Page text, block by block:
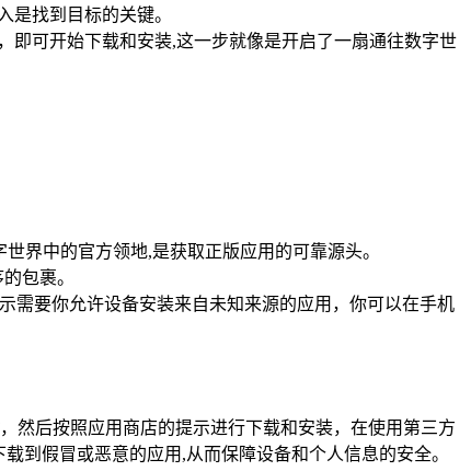
是找到目标的关键。
即可开始下载和安装,这一步就像是开启了一扇通往数字世
界中的官方领地,是获取正版应用的可靠源头。
包裹。
需要你允许设备安装来自未知来源的应用，你可以在手机
然后按照应用商店的提示进行下载和安装，在使用第三方
到假冒或恶意的应用,从而保障设备和个人信息的安全。